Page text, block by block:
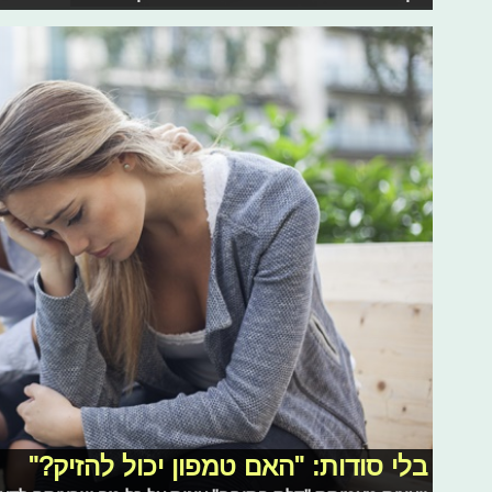
בלי סודות: "האם טמפון יכול להזיק?"